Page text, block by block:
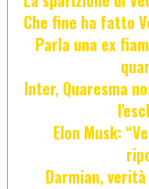
Che fine ha fatto
Parla una ex
Inter, Quaresma
Elon Musk:
Darmian,